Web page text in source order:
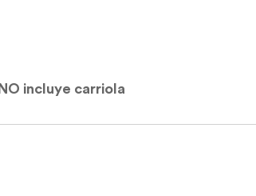
incluye carriola